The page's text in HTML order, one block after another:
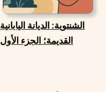
الشنتوية: الديانة اليابانية
القديمة؛ الجزء الأول